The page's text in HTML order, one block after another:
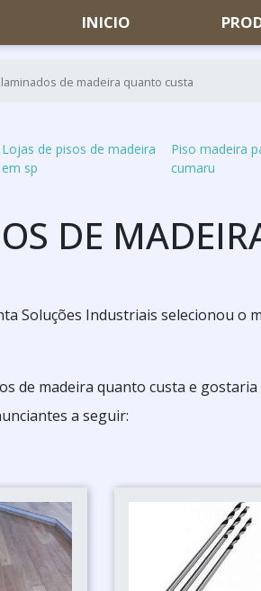
INICIO
de madeira quanto custa
Lojas de pisos de madeira
em sp
Piso madeira
cumaru
DE
Soluções Industriais selecionou o
de madeira quanto custa e
a seguir: